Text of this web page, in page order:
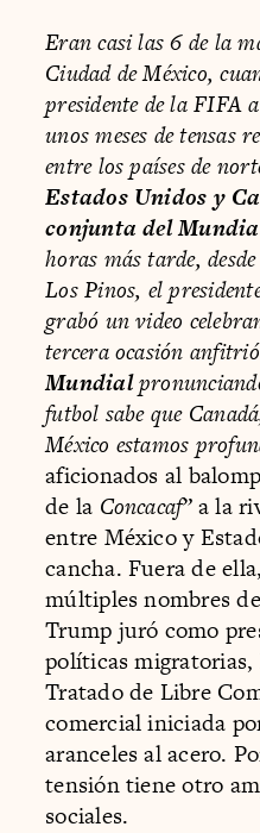
Eran casi las 6 de la
Ciudad de México,
presidente de la FIFA
unos meses de tensas
entre los países de
Estados Unidos y
conjunta del
horas más tarde,
Los Pinos, el
grabó un video
tercera ocasión
Mundial
futbol sabe que
México estamos
aficionados al
de la Concacaf”a la
entre México y
cancha. Fuera de
múltiples nombres
Trump juró como
políticas
Tratado de Libre
comercial iniciada
aranceles al acero.
tensión tiene otro
sociales.